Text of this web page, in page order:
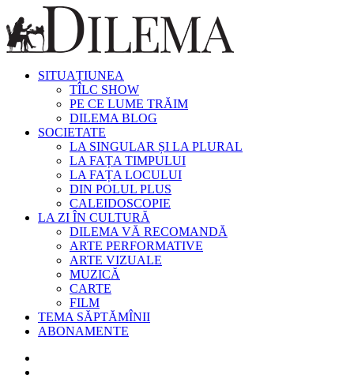
SITUAȚIUNEA
TÎLC SHOW
PE CE LUME TRĂIM
DILEMA BLOG
SOCIETATE
LA SINGULAR ȘI LA PLURAL
LA FAȚA TIMPULUI
LA FAȚA LOCULUI
DIN POLUL PLUS
CALEIDOSCOPIE
LA ZI ÎN CULTURĂ
DILEMA VĂ RECOMANDĂ
ARTE PERFORMATIVE
ARTE VIZUALE
MUZICĂ
CARTE
FILM
TEMA SĂPTĂMÎNII
ABONAMENTE